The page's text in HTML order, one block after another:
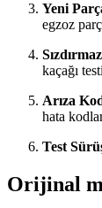
Yeni
egzoz
kaçağı
Arıza
hata
Test
Orijinal